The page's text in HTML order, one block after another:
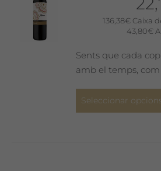
136,38€ Caixa
43,80€
Sents que cada
amb el temps, com
Seleccionar